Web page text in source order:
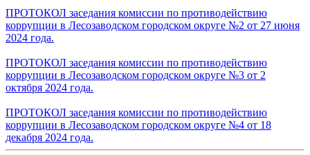
ПРОТОКОЛ заседания комиссии по противодействию
коррупции в Лесозаводском городском округе №2 от 27 июня
2024 года.
ПРОТОКОЛ заседания комиссии по противодействию
коррупции в Лесозаводском городском округе №3 от 2
октября 2024 года.
ПРОТОКОЛ заседания комиссии по противодействию
коррупции в Лесозаводском городском округе №4 от 18
декабря 2024 года.